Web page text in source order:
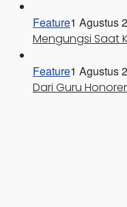
Feature1 Agustus
Mengungsi Saat
Feature1 Agustus
Dari Guru